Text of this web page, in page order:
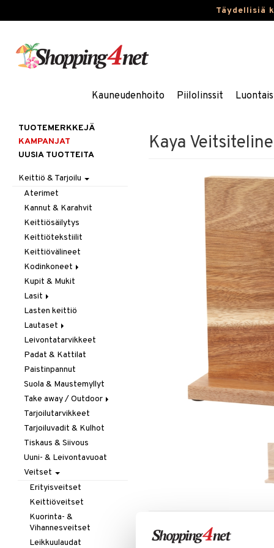
Täydellisiä
Kauneudenhoito Piilolinssit
Kaya
TUOTEMERKKEJÄ
KAMPANJAT
UUSIA TUOTTEITA
Keittiö & Tarjoilu
Aterimet
Kannut & Karahvit
Keittiösäilytys
Keittiötekstiilit
Keittiövälineet
Kodinkoneet
Kahvi, Tee & Espresso
Leivänpaahtimet
Mixerit &
Sähkövatkaimet
Muut koneet
Vedenkeittimet
Kupit & Mukit
Lasit
Juoma- & Cocktailasit
Juomalasit
Olutlasit
Shamppanjalasit
Snapsi- & Aveclasit
Viinilasit
Whiskey- & Konjakkilasit
Lasten keittiö
Lautaset
Asetit
Ruokalautaset
Syvät lautaset
Leivontatarvikkeet
Padat & Kattilat
Paistinpannut
Suola & Maustemyllyt
Take away / Outdoor
Eväslaatikot
Pullot
Termoskannut
Termosmukit
Tarjoilutarvikkeet
Tarjoiluvadit & Kulhot
Tiskaus & Siivous
Uuni- & Leivontavuoat
Veitset
Erityisveitset
Keittiöveitset
Kuorinta- &
Vihannesveitset
Leikkuulaudat